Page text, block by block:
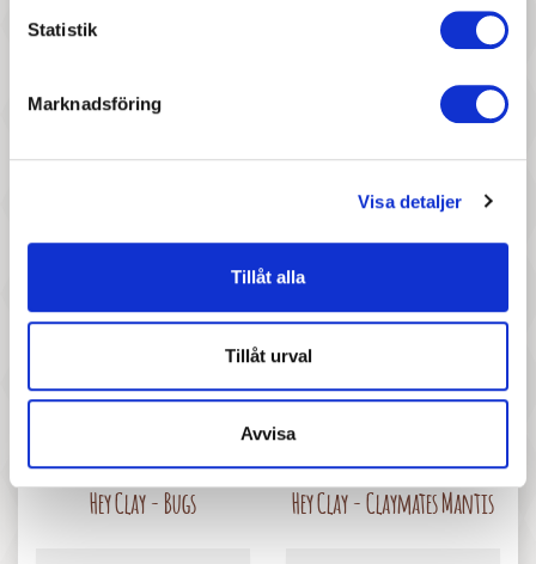
Statistik
Marknadsföring
Visa detaljer
Tillåt alla
Tillåt urval
Avvisa
87 :- 87 :-
Hey Clay - Claymates Horse
Pris
Hey Clay - Bugs
Pris
Hey Clay - Claymates Mantis